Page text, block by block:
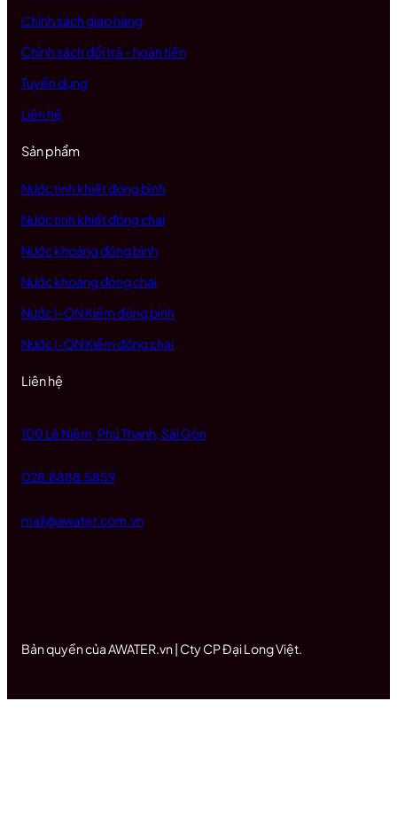
Chính sách giao hàng
Chính sách đổi trả – hoàn tiền
Tuyển dụng
Liên hệ
Sản phẩm
Nước tinh khiết đóng bình
Nước tinh khiết đóng chai
Nước khoáng đóng bình
Nước khoáng đóng chai
Nước I-ON Kiềm đóng bình
Nước I-ON Kiềm đóng chai
Liên hệ
100 Lê Niệm, Phú Thạnh, Sài Gòn
028.8888.5859
mail@awater.com.vn
Bản quyền của AWATER.vn | Cty CP Đại Long Việt.